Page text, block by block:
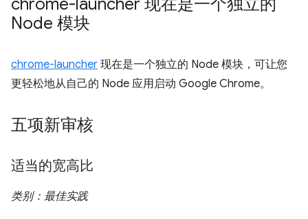
chrome-launcher 现在是一个独立的
Node 模块
chrome-launcher 现在是一个独立的 Node 模块，可让您
更轻松地从自己的 Node 应用启动 Google Chrome。
五项新审核
适当的宽高比
类别：最佳实践